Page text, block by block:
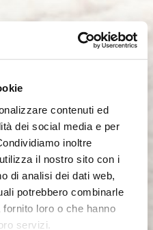
contenuti ed
dei social media e per
inoltre
il nostro sito con i
di analisi dei dati web,
potrebbero combinarle
loro o che hanno
servizi.